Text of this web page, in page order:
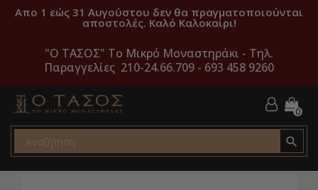
Απο 1 εώς 31 Αυγούστου δεν θα πραγματοποιούνται
αποστολές. Καλό Καλοκαίρι!
"O ΤΑΣΟΣ" Το Μικρό Μοναστηράκι - Τηλ.
Παραγγελίες 210-24.66.709 - 693 458 9260
0
